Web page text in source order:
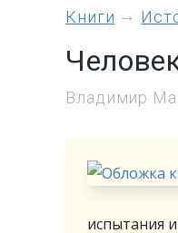
книги
Владимир
испытания